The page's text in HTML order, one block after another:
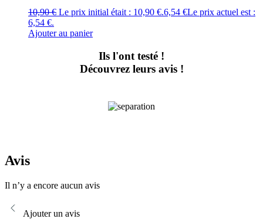
10,90€ Le prix initial était : 10,90 €.6,54 €Le prix actuel est :
6,54 €.
Ajouter au panier
Ils l'ont testé !
Découvrez leurs avis !
Avis
Il n’y a encore aucun avis
Ajouter un avis